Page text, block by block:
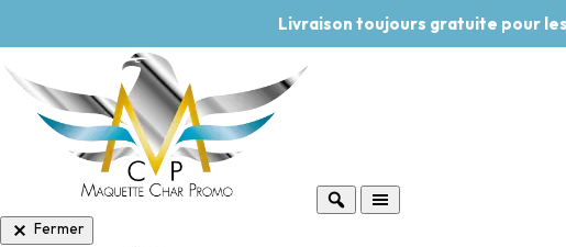
Livraison toujours gratuite pour
Fermer